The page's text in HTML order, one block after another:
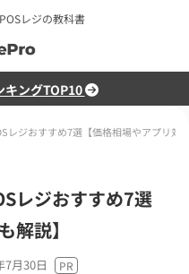
レジの教科書
キングTOP10
レジおすすめ7選【価格相場やアプリ対
レジおすすめ7選
解説】
7月30日